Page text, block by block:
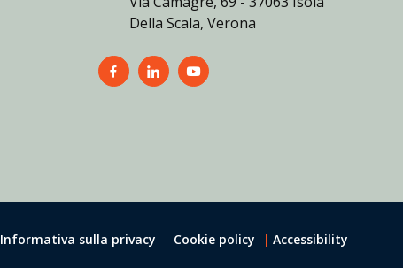
Della Scala, Verona
Informativa sulla privacy Cookie policy Accessibility